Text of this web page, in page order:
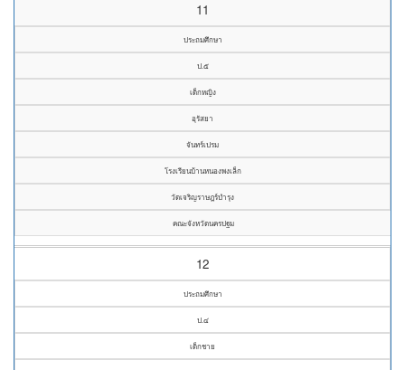
11
ประถมศึกษา
ป.๕
เด็กหญิง
อุรัสยา
จันทร์เปรม
โรงเรียนบ้านหนองพงเล็ก
วัดเจริญราษฎร์บำรุง
คณะจังหวัดนครปฐม
12
ประถมศึกษา
ป.๔
เด็กชาย